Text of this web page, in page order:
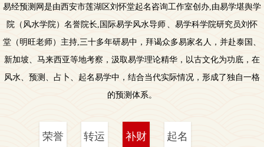
易经预测网是由西安市莲湖区刘怀堂起名咨询工作室创办,由易学堪舆学
院（风水学院）名誉院长,国际易学风水导师 、易学科学院研究员刘怀
堂（明旺老师）主持,三十多年研易中，拜谒众多易家名人，并赴泰国、
新加坡、马来西亚等地考察，汲取易学理论精华，以古文化为功底，在
风水、预测、占卜、起名易学中，结合当代实际情况，形成了独自一格
的预测体系。
荣誉 转运 补财 起名